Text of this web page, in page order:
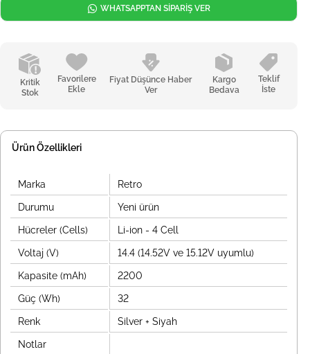
Kritik
Stok
Favorilere
Ekle
Fiyat Düşünce Haber
Ver
Kargo
Bedava
Teklif
İste
WHATSAPPTAN SİPARİŞ VER
Ürün Özellikleri
Marka Retro
Durumu Yeni ürün
Hücreler (Cells) Li-ion - 4 Cell
Voltaj (V) 14.4 (14.52V ve 15.12V uyumlu)
Kapasite (mAh) 2200
Güç (Wh) 32
Renk Silver + Siyah
Notlar